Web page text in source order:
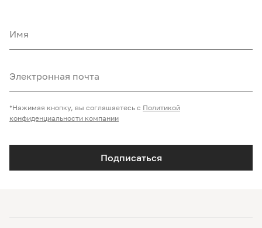
Имя
Электронная почта
Подписаться
*Нажимая кнопку, вы соглашаетесь с Политикой
конфиденциальности компании